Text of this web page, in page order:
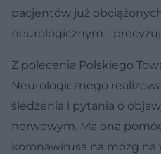
pacjentów już
neurologicznym -
Z polecenia Polskiego
Neurologicznego
śledzenia i pytania o
nerwowym. Ma ona
koronawirusa na mózg